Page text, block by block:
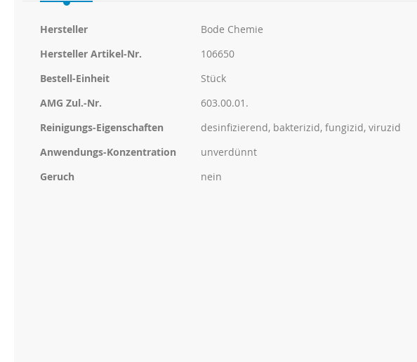
Weitere
Hersteller
Bode Chemie
Hersteller Artikel-Nr.
106650
Bestell-Einheit
Stück
AMG Zul.-Nr.
603.00.01.
Reinigungs-Eigenschaften
desinfizierend, bakterizid, fungizid, viruzid
Anwendungs-Konzentration
unverdünnt
Geruch
nein